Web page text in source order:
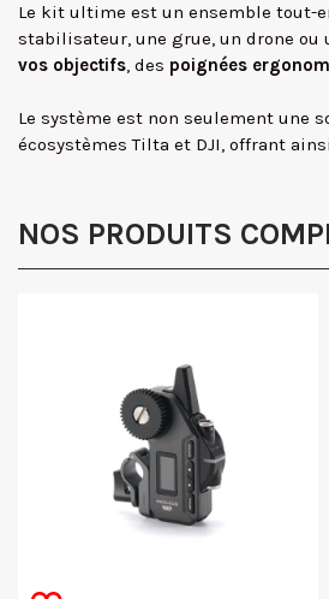
Le kit ultime est un ensemble tout-
stabilisateur, une grue, un drone
vos objectifs, des poignées
Le système est non seulement une
écosystèmes Tilta et DJI, offrant
NOS PRODUITS